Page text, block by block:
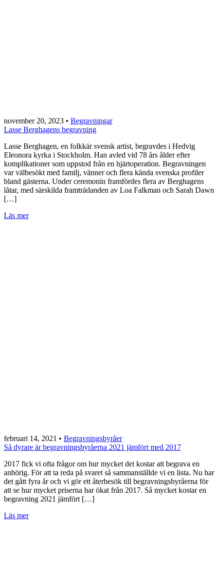
november 20, 2023 • Begravningar
Lasse Berghagens begravning
Lasse Berghagen, en folkkär svensk artist, begravdes i Hedvig
Eleonora kyrka i Stockholm. Han avled vid 78 års ålder efter
komplikationer som uppstod från en hjärtoperation. Begravningen
var välbesökt med familj, vänner och flera kända svenska profiler
bland gästerna. Under ceremonin framfördes flera av Berghagens
låtar, med särskilda framträdanden av Loa Falkman och Sarah Dawn
[…]
Läs mer
februari 14, 2021 • Begravningsbyråer
Så dyrare är begravningsbyråerna 2021 jämfört med 2017
2017 fick vi ofta frågor om hur mycket det kostar att begrava en
anhörig. För att ta reda på svaret så sammanställde vi en lista. Nu har
det gått fyra år och vi gör ett återbesök till begravningsbyråerna för
att se hur mycket priserna har ökat från 2017. Så mycket kostar en
begravning 2021 jämfört […]
Läs mer